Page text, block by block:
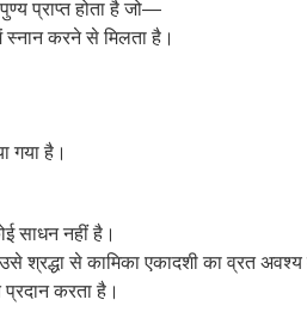
प्राप्त होता है जो—
करने से मिलता है।
गया है।
साधन नहीं है।
श्रद्धा से कामिका एकादशी का व्रत अवश्य
करता है।